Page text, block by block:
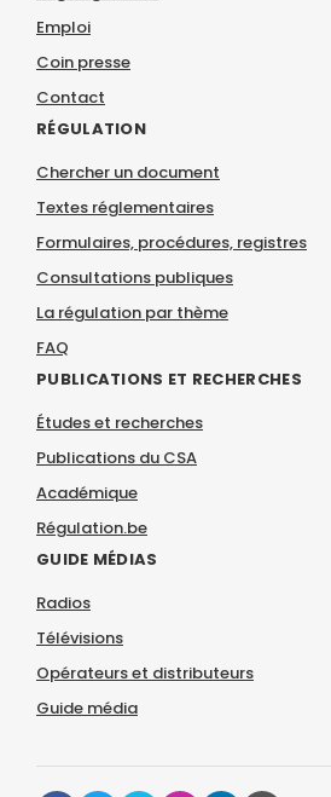
Emploi
Coin presse
Contact
RÉGULATION
Chercher un document
Textes réglementaires
Formulaires, procédures, registres
Consultations publiques
La régulation par thème
FAQ
PUBLICATIONS ET RECHERCHES
Études et recherches
Publications du CSA
Académique
Régulation.be
GUIDE MÉDIAS
Radios
Télévisions
Opérateurs et distributeurs
Guide média